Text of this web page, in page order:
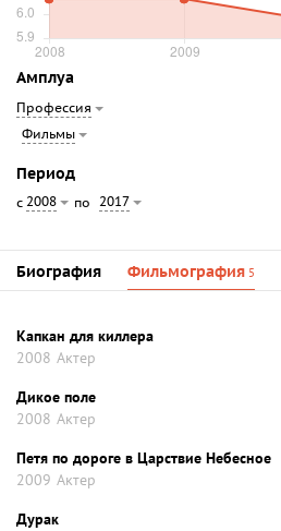
Амплуа
Профессия
Фильмы
Период
с 2008 по 2017
Биография Фильмография 5
Капкан для киллера
2008 Актер
Дикое поле
2008 Актер
Петя по дороге в Царствие Небесное
2009 Актер
Дурак